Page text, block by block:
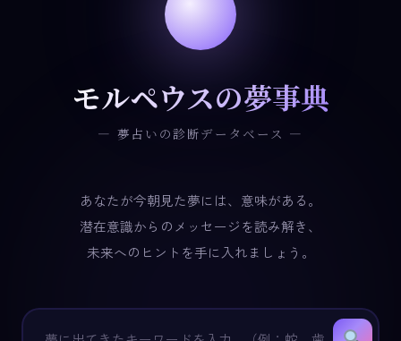
モルペウスの夢事典
― 夢占いの診断データベース ―
あなたが今朝見た夢には、意味がある。
潜在意識からのメッセージを読み解き、
未来へのヒントを手に入れましょう。